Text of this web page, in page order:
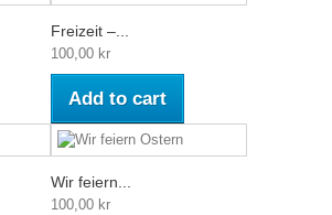
Freizeit –...
100,00 kr
Add to cart
Wir feiern...
100,00 kr